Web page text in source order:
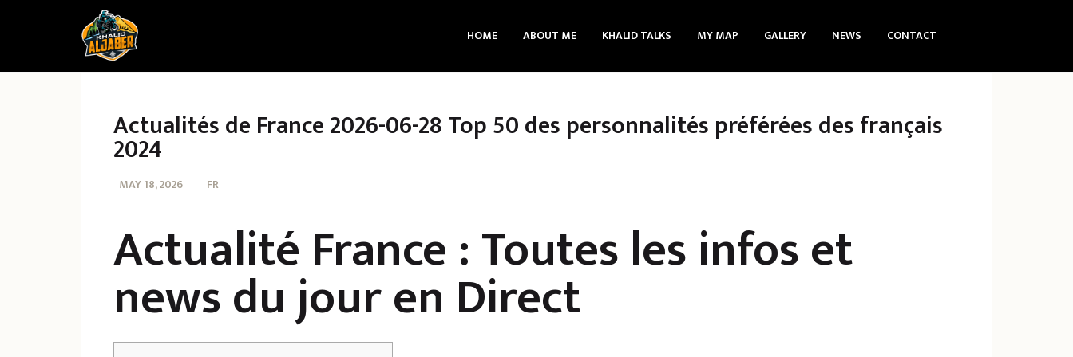
HOME ABOUT ME KHALID TALKS MY MAP GALLERY NEWS CONTACT
Actualités de France 2026-06-28 Top 50 des personnalités préférées des français
2024
MAY 18, 2026 FR
Actualité France : Toutes les infos et
news du jour en Direct